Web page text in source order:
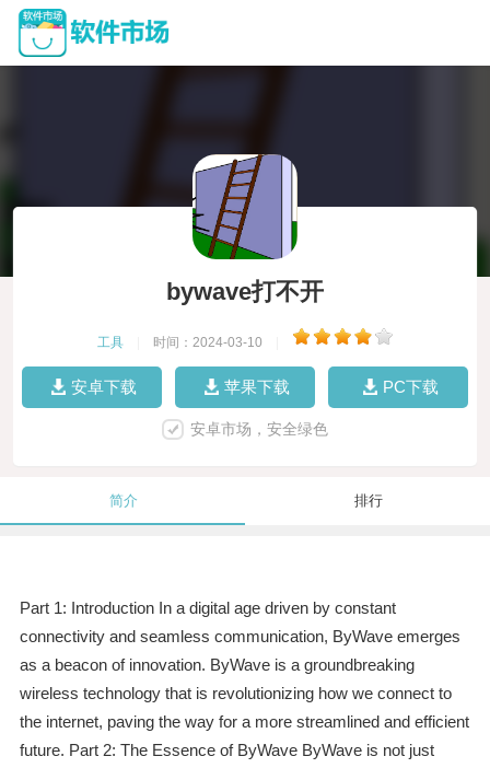
bywave打不开
工具 时间：2024-03-10
安卓下载 苹果下载 PC下载
安卓市场，安全绿色
简介 排行
Part 1: Introduction In a digital age driven by constant
connectivity and seamless communication, ByWave emerges
as a beacon of innovation. ByWave is a groundbreaking
wireless technology that is revolutionizing how we connect to
the internet, paving the way for a more streamlined and efficient
future. Part 2: The Essence of ByWave ByWave is not just